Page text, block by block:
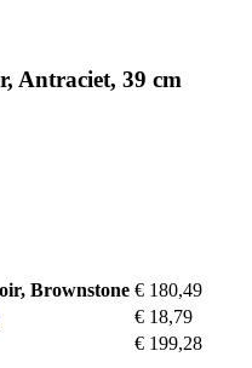
Antraciet, 39 cm
Brownstone € 180,49
€ 18,79
€ 199,28